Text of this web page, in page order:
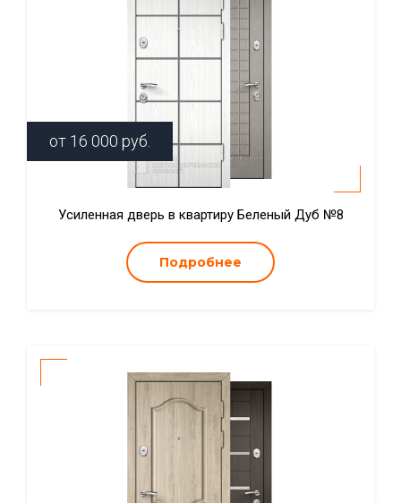
от 16 000 руб.
Усиленная дверь в квартиру Беленый Дуб №8
Подробнее